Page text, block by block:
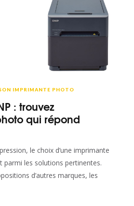
de Nikon
: trouvez l’imprimante
à vos besoins
IMPRIMANTE PHOTO
: trouvez
qui répond
parmi les solutions pertinentes.
d’autres marques, les